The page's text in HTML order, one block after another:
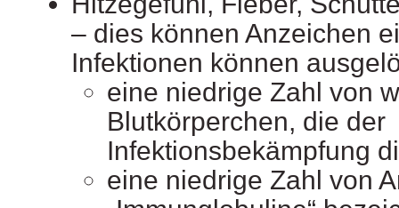
– dies können Anzeichen
Infektionen können
eine niedrige Zahl von
Blutkörperchen, die der
Infektionsbekämpfung
eine niedrige Zahl von